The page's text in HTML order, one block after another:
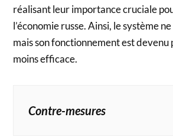
réalisant leur importance cruciale
l’économie russe. Ainsi, le système
mais son fonctionnement est devenu
moins efficace.
Contre-mesures